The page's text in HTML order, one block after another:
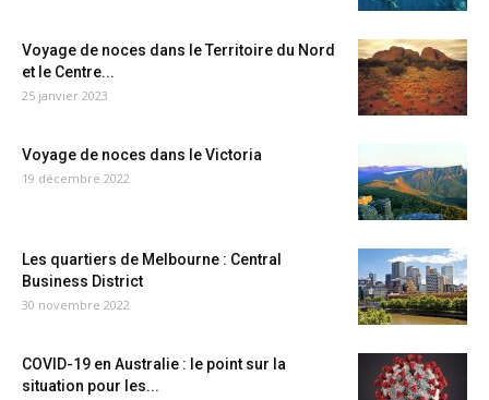
Voyage de noces dans le Territoire du Nord
et le Centre...
25 janvier 2023
Voyage de noces dans le Victoria
19 décembre 2022
Les quartiers de Melbourne : Central
Business District
30 novembre 2022
COVID-19 en Australie : le point sur la
situation pour les...